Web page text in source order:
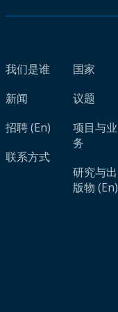
我们是谁
新闻
招聘 (En)
联系方式
国家
议题
项目与业
务
研究与出
版物 (En)